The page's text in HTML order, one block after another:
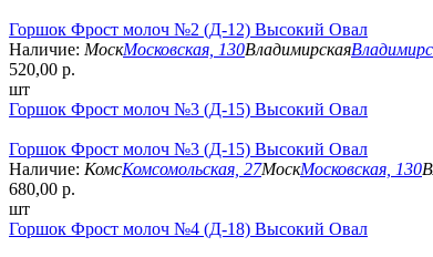
Горшок Фрост молоч №2 (Д-12) Высокий Овал
Наличие: МоскМосковская, 130Владимирская
520,00 р.
шт
Горшок Фрост молоч №3 (Д-15) Высокий Овал
Горшок Фрост молоч №3 (Д-15) Высокий Овал
Наличие: КомсКомсомольская, 27МоскМосковская, 130
680,00 р.
шт
Горшок Фрост молоч №4 (Д-18) Высокий Овал